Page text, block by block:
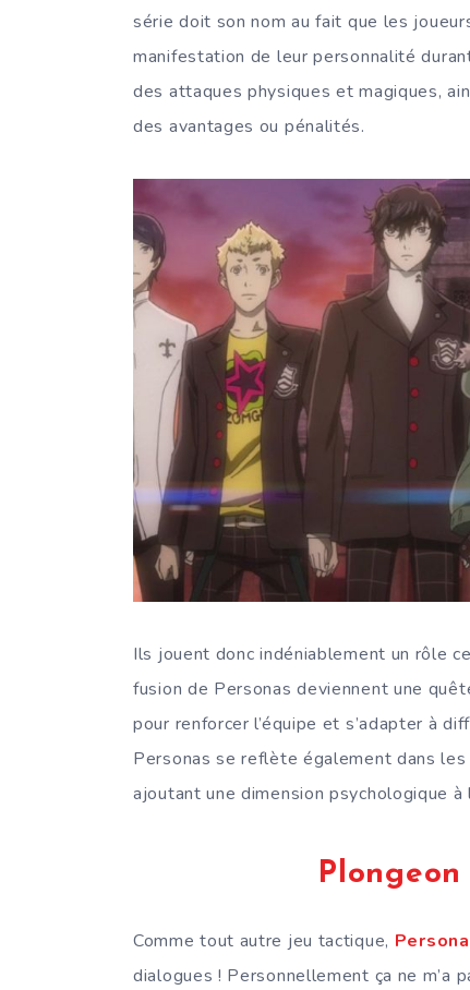
série doit son nom au fait que les
manifestation de leur personnalité
des attaques physiques et magiques,
des avantages ou pénalités.
Ils jouent donc indéniablement un rôle
fusion de Personas deviennent une
pour renforcer l’équipe et s’adapter à
Personas se reflète également dans
ajoutant une dimension psychologique à
Comme tout autre jeu tactique,
dialogues ! Personnellement ça ne m’a